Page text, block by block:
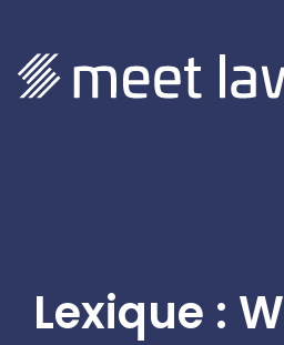
Lexique : W